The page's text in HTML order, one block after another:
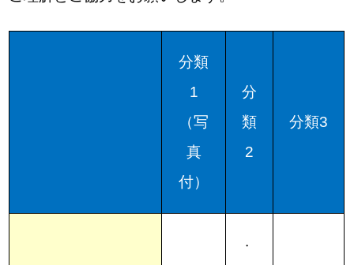
分類
1
（写
真
付）
分
類
2
分類3
・